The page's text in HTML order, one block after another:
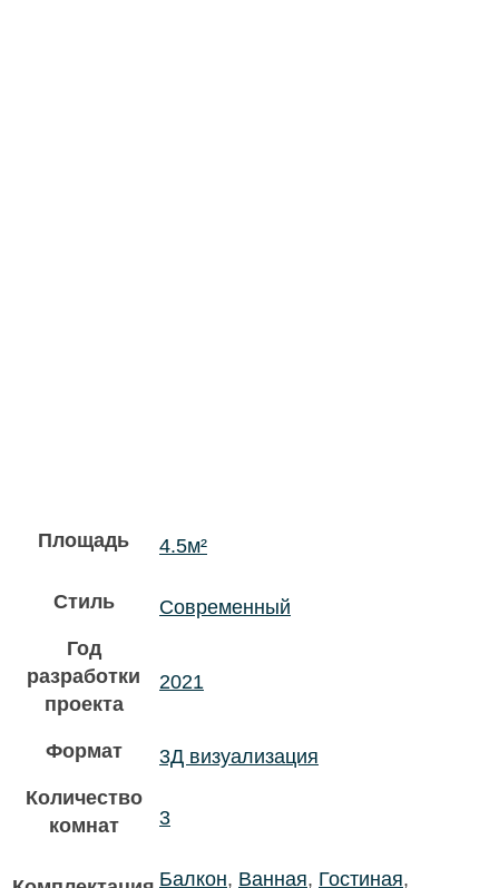
Площадь 4.5м²
Стиль
Современный
Год
разработки
проекта
2021
Формат
3Д визуализация
Количество
комнат
3
Балкон, Ванная, Гостиная,